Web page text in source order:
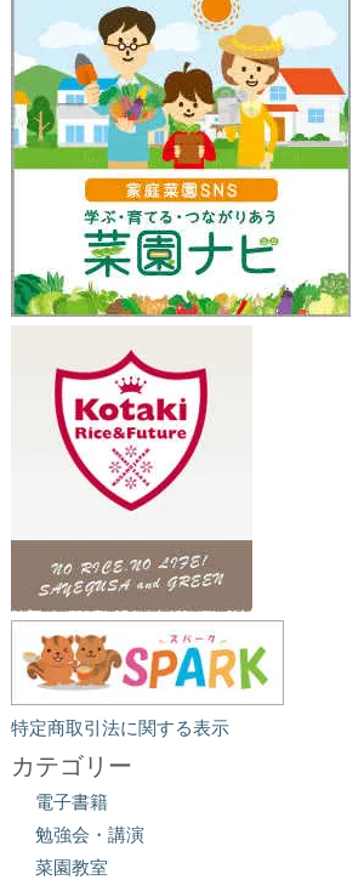
特定商取引法に関する表示
カテゴリー
電子書籍
勉強会・講演
菜園教室